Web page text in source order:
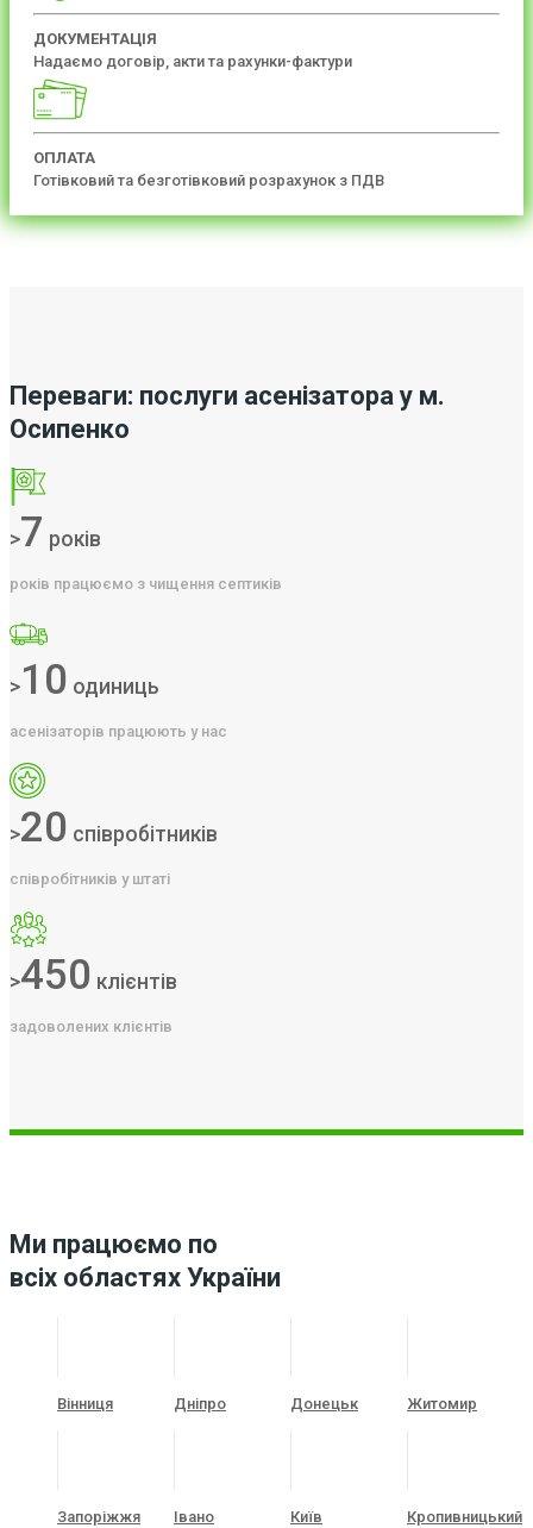
ДОКУМЕНТАЦІЯ
Надаємо договір, акти та рахунки-фактури
ОПЛАТА
Готівковий та безготівковий розрахунок з ПДВ
Переваги: послуги асенізатора у м.
Осипенко
>7 років
років працюємо з чищення септиків
>10 одиниць
асенізаторів працюють у нас
>20 співробітників
співробітників у штаті
>450 клієнтів
задоволених клієнтів
Ми працюємо по
всіх областях України
Вінниця Дніпро Донецьк Житомир
Запоріжжя
Івано
Київ Кропивницький